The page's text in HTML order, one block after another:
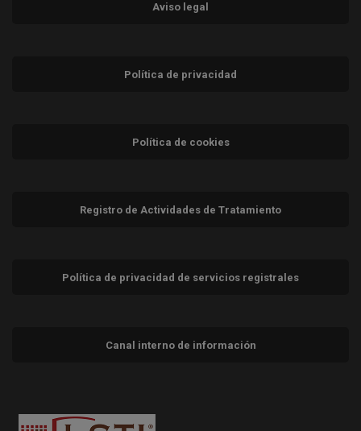
Aviso legal
Política de privacidad
Política de cookies
Registro de Actividades de Tratamiento
Política de privacidad de servicios registrales
Canal interno de información